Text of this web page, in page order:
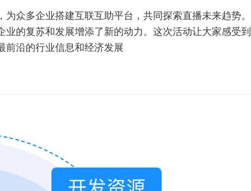
众多企业搭建互联互助平台，共同探索直播未来趋势
的复苏和发展增添了新的动力。这次活动让大家感受
前沿的行业信息和经济发展